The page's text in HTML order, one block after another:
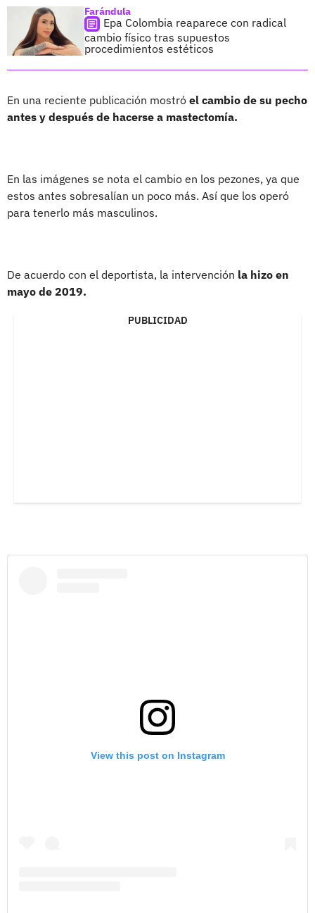
Farándula
Epa Colombia reaparece con radical
cambio físico tras supuestos
procedimientos estéticos
En una reciente publicación mostró el cambio de su pecho
antes y después de hacerse a mastectomía.
En las imágenes se nota el cambio en los pezones, ya que
estos antes sobresalían un poco más. Así que los operó
para tenerlo más masculinos.
De acuerdo con el deportista, la intervención la hizo en
mayo de 2019.
PUBLICIDAD
View this post on Instagram